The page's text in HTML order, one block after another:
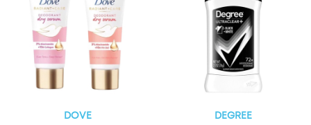
DOVE
DEGREE